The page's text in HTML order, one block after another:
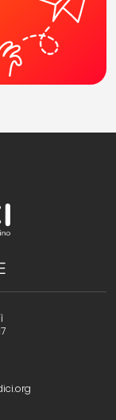
tab)tab)
new tab)
a new tab)
in a new tab)